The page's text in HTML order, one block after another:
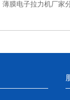
薄膜电子拉力机厂家